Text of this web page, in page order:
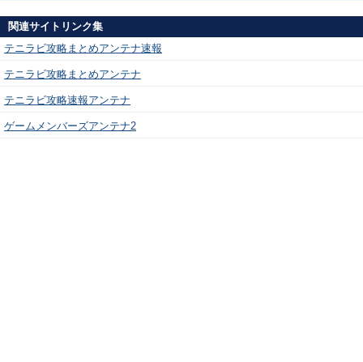
関連サイトリンク集
テニラビ攻略まとめアンテナ速報
テニラビ攻略まとめアンテナ
テニラビ攻略速報アンテナ
ゲームメンバーズアンテナ2